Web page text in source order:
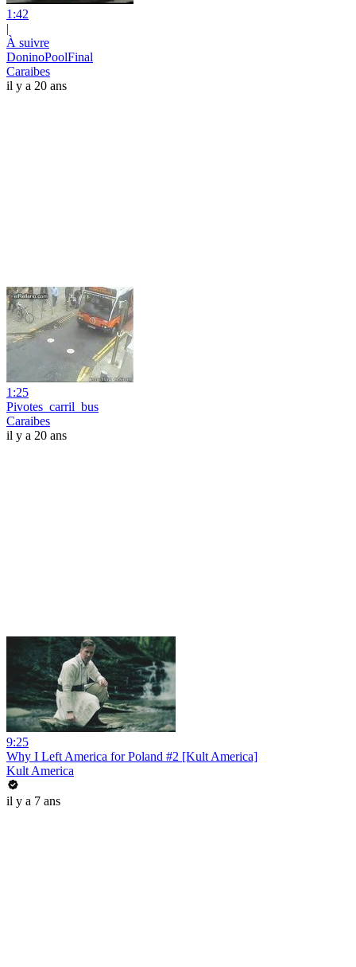
1:42
|
À suivre
DoninoPoolFinal
Caraibes
il y a 20 ans
1:25
Pivotes_carril_bus
Caraibes
il y a 20 ans
9:25
Why I Left America for Poland #2 [Kult America]
Kult America
il y a 7 ans